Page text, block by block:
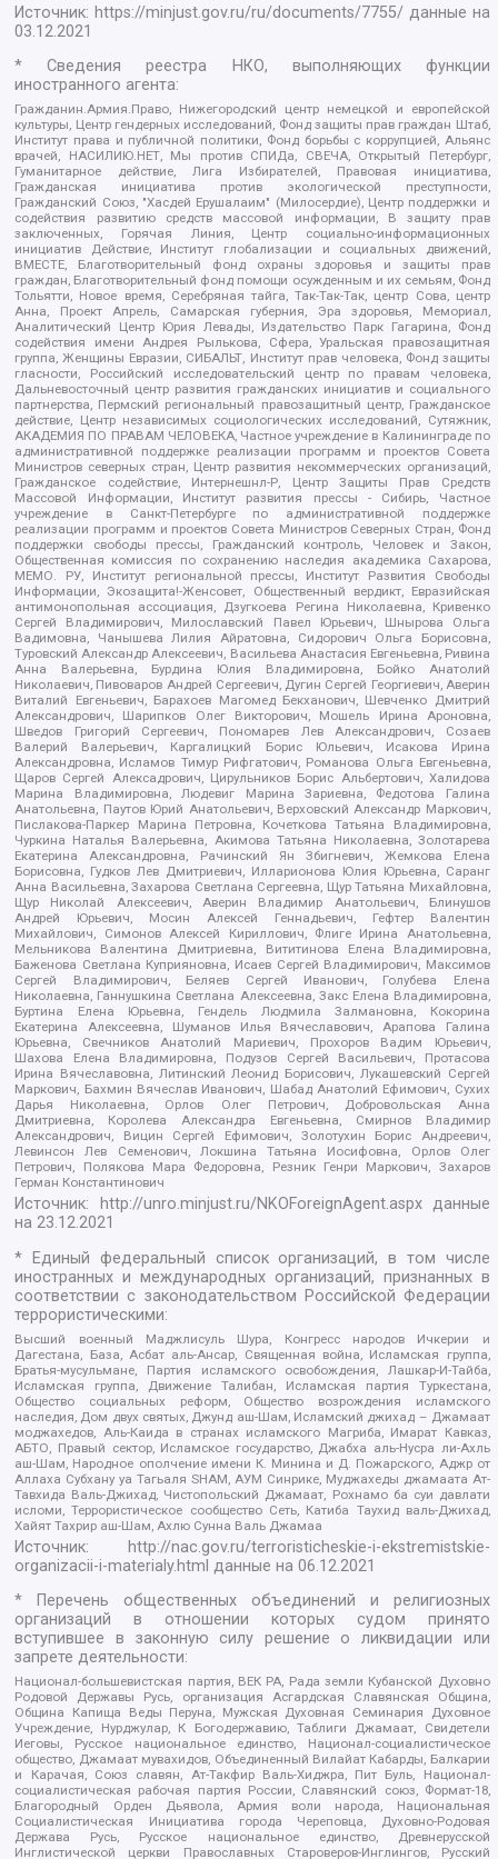
Источник: https://minjust.gov.ru/ru/documents/7755/ данные на
03.12.2021
* Сведения реестра НКО, выполняющих функции
иностранного агента:
Гражданин.Армия.Право, Нижегородский центр немецкой и европейской
культуры, Центр гендерных исследований, Фонд защиты прав граждан Штаб,
Институт права и публичной политики, Фонд борьбы с коррупцией, Альянс
врачей, НАСИЛИЮ.НЕТ, Мы против СПИДа, СВЕЧА, Открытый Петербург,
Гуманитарное действие, Лига Избирателей, Правовая инициатива,
Гражданская инициатива против экологической преступности,
Гражданский Союз, "Хасдей Ерушалаим" (Милосердие), Центр поддержки и
содействия развитию средств массовой информации, В защиту прав
заключенных, Горячая Линия, Центр социально-информационных
инициатив Действие, Институт глобализации и социальных движений,
ВМЕСТЕ, Благотворительный фонд охраны здоровья и защиты прав
граждан, Благотворительный фонд помощи осужденным и их семьям, Фонд
Тольятти, Новое время, Серебряная тайга, Так-Так-Так, центр Сова, центр
Анна, Проект Апрель, Самарская губерния, Эра здоровья, Мемориал,
Аналитический Центр Юрия Левады, Издательство Парк Гагарина, Фонд
содействия имени Андрея Рылькова, Сфера, Уральская правозащитная
группа, Женщины Евразии, СИБАЛЬТ, Институт прав человека, Фонд защиты
гласности, Российский исследовательский центр по правам человека,
Дальневосточный центр развития гражданских инициатив и социального
партнерства, Пермский региональный правозащитный центр, Гражданское
действие, Центр независимых социологических исследований, Сутяжник,
АКАДЕМИЯ ПО ПРАВАМ ЧЕЛОВЕКА, Частное учреждение в Калининграде по
административной поддержке реализации программ и проектов Совета
Министров северных стран, Центр развития некоммерческих организаций,
Гражданское содействие, Интернешнл-Р, Центр Защиты Прав Средств
Массовой Информации, Институт развития прессы - Сибирь, Частное
учреждение в Санкт-Петербурге по административной поддержке
реализации программ и проектов Совета Министров Северных Стран, Фонд
поддержки свободы прессы, Гражданский контроль, Человек и Закон,
Общественная комиссия по сохранению наследия академика Сахарова,
МЕМО. РУ, Институт региональной прессы, Институт Развития Свободы
Информации, Экозащита!-Женсовет, Общественный вердикт, Евразийская
антимонопольная ассоциация, Дзугкоева Регина Николаевна, Кривенко
Сергей Владимирович, Милославский Павел Юрьевич, Шнырова Ольга
Вадимовна, Чанышева Лилия Айратовна, Сидорович Ольга Борисовна,
Туровский Александр Алексеевич, Васильева Анастасия Евгеньевна, Ривина
Анна Валерьевна, Бурдина Юлия Владимировна, Бойко Анатолий
Николаевич, Пивоваров Андрей Сергеевич, Дугин Сергей Георгиевич, Аверин
Виталий Евгеньевич, Барахоев Магомед Бекханович, Шевченко Дмитрий
Александрович, Шарипков Олег Викторович, Мошель Ирина Ароновна,
Шведов Григорий Сергеевич, Пономарев Лев Александрович, Созаев
Валерий Валерьевич, Каргалицкий Борис Юльевич, Исакова Ирина
Александровна, Исламов Тимур Рифгатович, Романова Ольга Евгеньевна,
Щаров Сергей Алексадрович, Цирульников Борис Альбертович, Халидова
Марина Владимировна, Людевиг Марина Зариевна, Федотова Галина
Анатольевна, Паутов Юрий Анатольевич, Верховский Александр Маркович,
Пислакова-Паркер Марина Петровна, Кочеткова Татьяна Владимировна,
Чуркина Наталья Валерьевна, Акимова Татьяна Николаевна, Золотарева
Екатерина Александровна, Рачинский Ян Збигневич, Жемкова Елена
Борисовна, Гудков Лев Дмитриевич, Илларионова Юлия Юрьевна, Саранг
Анна Васильевна, Захарова Светлана Сергеевна, Щур Татьяна Михайловна,
Щур Николай Алексеевич, Аверин Владимир Анатольевич, Блинушов
Андрей Юрьевич, Мосин Алексей Геннадьевич, Гефтер Валентин
Михайлович, Симонов Алексей Кириллович, Флиге Ирина Анатольевна,
Мельникова Валентина Дмитриевна, Вититинова Елена Владимировна,
Баженова Светлана Куприяновна, Исаев Сергей Владимирович, Максимов
Сергей Владимирович, Беляев Сергей Иванович, Голубева Елена
Николаевна, Ганнушкина Светлана Алексеевна, Закс Елена Владимировна,
Буртина Елена Юрьевна, Гендель Людмила Залмановна, Кокорина
Екатерина Алексеевна, Шуманов Илья Вячеславович, Арапова Галина
Юрьевна, Свечников Анатолий Мариевич, Прохоров Вадим Юрьевич,
Шахова Елена Владимировна, Подузов Сергей Васильевич, Протасова
Ирина Вячеславовна, Литинский Леонид Борисович, Лукашевский Сергей
Маркович, Бахмин Вячеслав Иванович, Шабад Анатолий Ефимович, Сухих
Дарья Николаевна, Орлов Олег Петрович, Добровольская Анна
Дмитриевна, Королева Александра Евгеньевна, Смирнов Владимир
Александрович, Вицин Сергей Ефимович, Золотухин Борис Андреевич,
Левинсон Лев Семенович, Локшина Татьяна Иосифовна, Орлов Олег
Петрович, Полякова Мара Федоровна, Резник Генри Маркович, Захаров
Герман Константинович
Источник: http://unro.minjust.ru/NKOForeignAgent.aspxданные
на23.12.2021
* Единый федеральный список организаций, в том числе
иностранных и международных организаций, признанных в
соответствии с законодательством Российской Федерации
террористическими:
Высший военный Маджлисуль Шура, Конгресс народов Ичкерии и
Дагестана, База, Асбат аль-Ансар, Священная война, Исламская группа,
Братья-мусульмане, Партия исламского освобождения, Лашкар-И-Тайба,
Исламская группа, Движение Талибан, Исламская партия Туркестана,
Общество социальных реформ, Общество возрождения исламского
наследия, Дом двух святых, Джунд аш-Шам, Исламский джихад – Джамаат
моджахедов, Аль-Каида в странах исламского Магриба, Имарат Кавказ,
АБТО, Правый сектор, Исламское государство, Джабха аль-Нусра ли-Ахль
аш-Шам, Народное ополчение имени К. Минина и Д. Пожарского, Аджр от
Аллаха Субхану уа Тагьаля SHAM, АУМ Синрике, Муджахеды джамаата Ат-
Тавхида Валь-Джихад, Чистопольский Джамаат, Рохнамо ба суи давлати
исломи, Террористическое сообщество Сеть, Катиба Таухид валь-Джихад,
Хайят Тахрир аш-Шам, Ахлю Сунна Валь Джамаа
Источник:
http://nac.gov.ru/terroristicheskie-i-ekstremistskie-
organizacii-i-materialy.html данные на06.12.2021
* Перечень общественных объединений и религиозных
организаций в отношении которых судом принято
вступившее в законную силу решение о ликвидации или
запрете деятельности:
Национал-большевистская партия, ВЕК РА, Рада земли Кубанской Духовно
Родовой Державы Русь, организация Асгардская Славянская Община,
Община Капища Веды Перуна, Мужская Духовная Семинария Духовное
Учреждение, Нурджулар, К Богодержавию, Таблиги Джамаат, Свидетели
Иеговы, Русское национальное единство, Национал-социалистическое
общество, Джамаат мувахидов, Объединенный Вилайат Кабарды, Балкарии
и Карачая, Союз славян, Ат-Такфир Валь-Хиджра, Пит Буль, Национал-
социалистическая рабочая партия России, Славянский союз, Формат-18,
Благородный Орден Дьявола, Армия воли народа, Национальная
Социалистическая Инициатива города Череповца, Духовно-Родовая
Держава Русь, Русское национальное единство, Древнерусской
Инглистической церкви Православных Староверов-Инглингов, Русский